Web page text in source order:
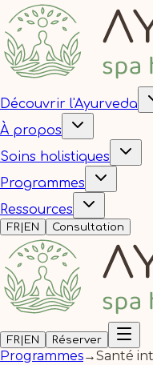
Découvrir l'Ayurveda
À propos
Soins holistiques
Programmes
Ressources
FR| EN Consultation
FR| EN Réserver
Programmes→Santé